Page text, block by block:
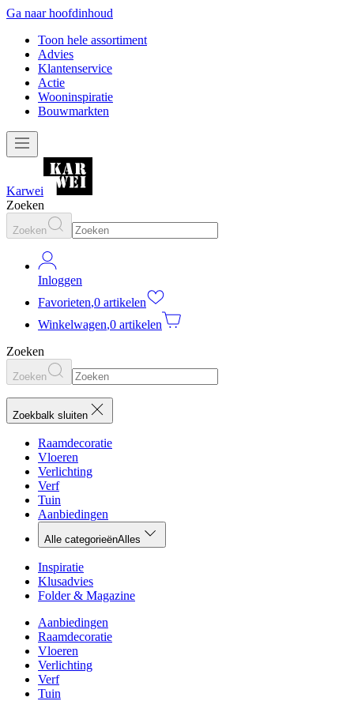
Ga naar hoofdinhoud
Toon hele assortiment
Advies
Klantenservice
Actie
Wooninspiratie
Bouwmarkten
Karwei
Zoeken
Zoeken
Inloggen
Favorieten,0 artikelen
Winkelwagen,0 artikelen
Zoeken
Zoeken
Zoekbalk sluiten
Raamdecoratie
Vloeren
Verlichting
Verf
Tuin
Aanbiedingen
Alle categorieënAlles
Inspiratie
Klusadvies
Folder & Magazine
Aanbiedingen
Raamdecoratie
Vloeren
Verlichting
Verf
Tuin